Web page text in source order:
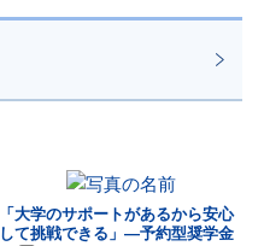
「大学のサポートがあるから安心
して挑戦できる」―予約型奨学金